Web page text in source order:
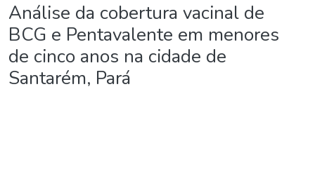
Análise da cobertura vacinal de
BCG e Pentavalente em menores
de cinco anos na cidade de
Santarém, Pará